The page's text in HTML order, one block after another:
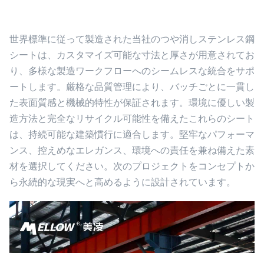
世界標準に従って製造された当社のつや消しステンレス鋼
シートは、カスタマイズ可能な寸法と厚さが用意されてお
り、多様な製造ワークフローへのシームレスな統合をサポ
ートします。厳格な品質管理により、バッチごとに一貫し
た表面質感と機械的特性が保証されます。環境に優しい製
造方法と完全なリサイクル可能性を備えたこれらのシート
は、持続可能な建築慣行に適合します。堅牢なパフォーマ
ンス、控えめなエレガンス、環境への責任を兼ね備えた素
材を選択してください。次のプロジェクトをコンセプトか
ら永続的な現実へと高めるように設計されています。